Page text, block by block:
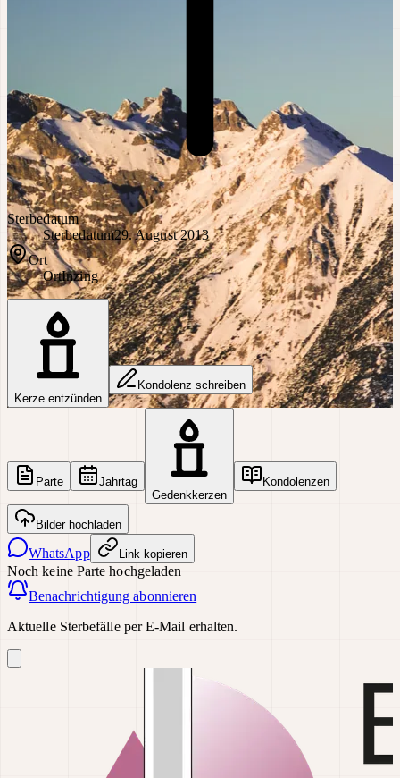
Sterbedatum
Sterbedatum29. August 2013
Ort
OrtInzing
Kerze entzünden
Kondolenz schreiben
Parte
Jahrtag
Gedenkkerzen
Kondolenzen
Bilder hochladen
WhatsApp Link kopieren
Noch keine Parte hochgeladen
Benachrichtigung abonnieren
Aktuelle Sterbefälle per E-Mail erhalten.